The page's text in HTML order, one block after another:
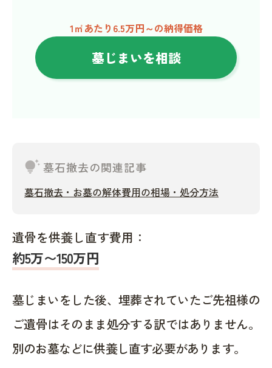
1㎡あたり6.5万円～の納得価格
墓じまいを相談
tips_and_updates墓石撤去の関連記事
墓石撤去・お墓の解体費用の相場・処分方法
遺骨を供養し直す費用：
約5万〜150万円
墓じまいをした後、埋葬されていたご先祖様の
ご遺骨はそのまま処分する訳ではありません。
別のお墓などに供養し直す必要があります。